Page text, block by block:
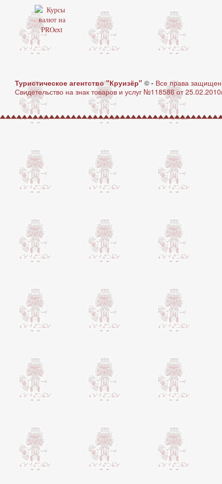
Туристическое агентство "Круизёр" © - Все права
Свидетельство на знак товаров и услуг №118586 от